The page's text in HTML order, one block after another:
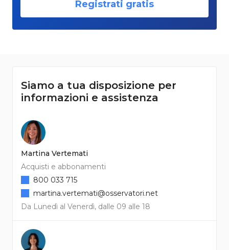
Registrati gratis
Siamo a tua disposizione per
informazioni e assistenza
Martina Vertemati
Acquisti e abbonamenti
Da Lunedì al Venerdì, dalle 09 alle 18
800 033 715
martina.vertemati@osservatori.net